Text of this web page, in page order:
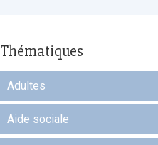
Thématiques
Adultes
Aide sociale